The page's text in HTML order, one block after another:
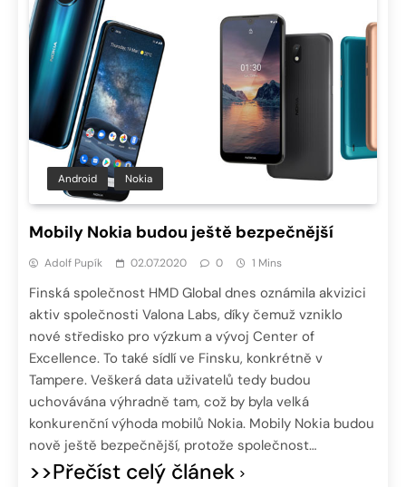
Android Nokia
Mobily Nokia budou ještě bezpečnější
Adolf Pupík 02.07.2020 0 1 Mins
Finská společnost HMD Global dnes oznámila akvizici
aktiv společnosti Valona Labs, díky čemuž vzniklo
nové středisko pro výzkum a vývoj Center of
Excellence. To také sídlí ve Finsku, konkrétně v
Tampere. Veškerá data uživatelů tedy budou
uchovávána výhradně tam, což by byla velká
konkurenční výhoda mobilů Nokia. Mobily Nokia budou
nově ještě bezpečnější, protože společnost…
>>Přečíst celý článek